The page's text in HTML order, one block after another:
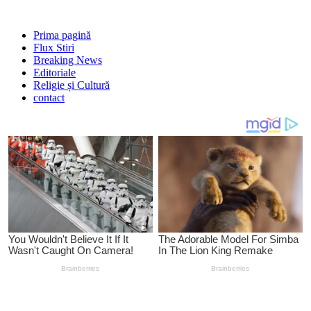
Prima pagină
Flux Stiri
Breaking News
Editoriale
Religie și Cultură
contact